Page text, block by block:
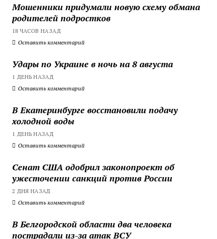
Мошенники придумали новую схему обмана
родителей подростков
18 ЧАСОВ НАЗАД
Оставить комментарий
Удары по Украине в ночь на 8 августа
1 ДЕНЬ НАЗАД
Оставить комментарий
В Екатеринбурге восстановили подачу
холодной воды
1 ДЕНЬ НАЗАД
Оставить комментарий
Сенат США одобрил законопроект об
ужесточении санкций против России
2 ДНЯ НАЗАД
Оставить комментарий
В Белгородской области два человека
пострадали из-за атак ВСУ